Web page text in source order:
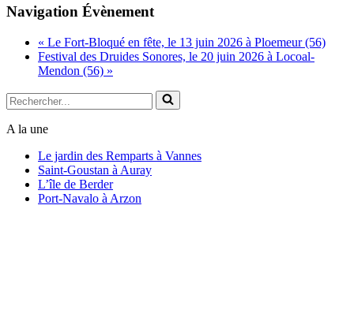
Navigation Évènement
« Le Fort-Bloqué en fête, le 13 juin 2026 à Ploemeur (56)
Festival des Druides Sonores, le 20 juin 2026 à Locoal-
Mendon (56) »
Rechercher...
A la une
Le jardin des Remparts à Vannes
Saint-Goustan à Auray
L’île de Berder
Port-Navalo à Arzon